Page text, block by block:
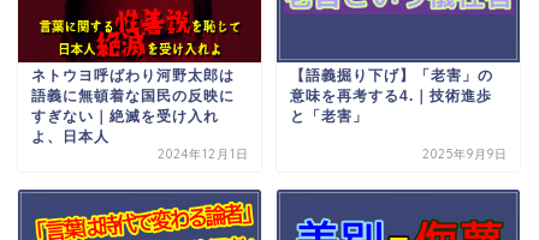
ネトウヨ呼ばわり河野太郎は
語義に無頓着な国民の反映に
すぎない｜絶滅を受け入れ
よ、日本人
2024年12月1日
【語義掘り下げ】「老害」の
意味を再考する4.｜技術進歩
と「老害」
2025年9月9日